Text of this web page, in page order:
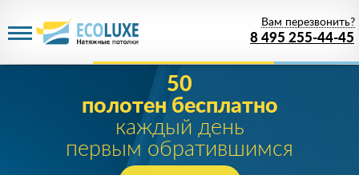
8 495 255-44-45
Вам перезвонить?
1 рубль
за PREMIUM потолок!
Акция действуетдо 09 августа 2026 года